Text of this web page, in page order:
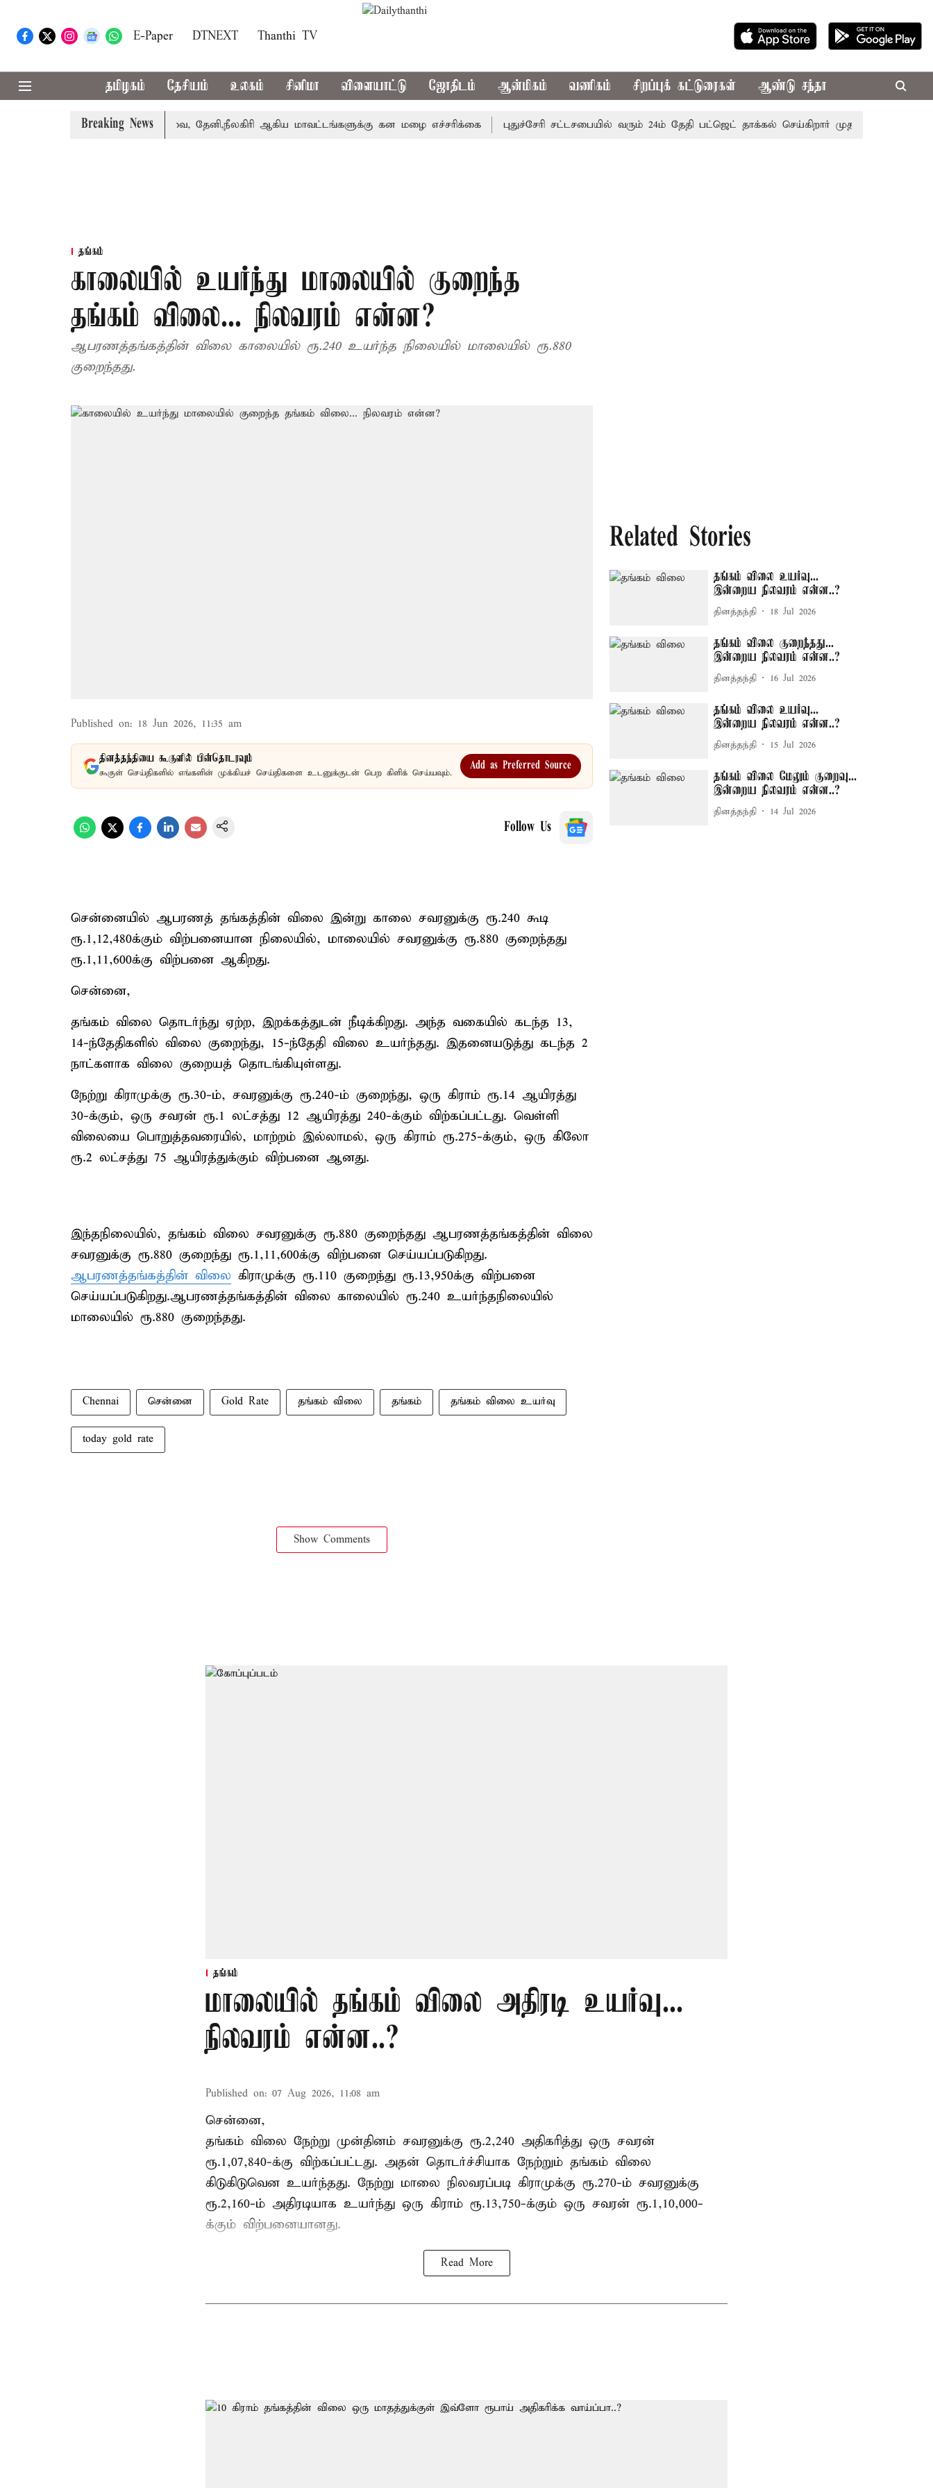
E-Paper DTNEXT Thanthi TV
தமிழகம் தேசியம் உலகம் சினிமா விளையாட்டு ஜோதிடம் ஆன்மிகம் வணிகம் சிறப்புக் கட்டுரைகள் ஆண்டு சந்தா
Breaking News
பெற்றார் சங்கீதா கோவை, தேனி,நீலகிரி ஆகிய மாவட்டங்களுக்கு கன மழை எச்சரிக்கை புதுச்சேரி சட்டசபையில் வரும் 24ம் தேதி பட்ஜெட் தாக்கல் செய்கிறார் முதல்-அமைச்சர் ரங்கசாமி
தங்கம்
காலையில் உயர்ந்து மாலையில் குறைந்த
தங்கம் விலை... நிலவரம் என்ன?
ஆபரணத்தங்கத்தின் விலை காலையில் ரூ.240 உயர்ந்த நிலையில் மாலையில் ரூ.880
குறைந்தது.
Published on: 18 Jun 2026, 11:35 am
தினத்தந்தியை கூகுளில் பின்தொடரவும்
கூகுள் செய்திகளில் எங்களின் முக்கியச் செய்திகளை உடனுக்குடன் பெற கிளிக் செய்யவும்.
Add as Preferred Source
Follow Us
சென்னையில் ஆபரணத் தங்கத்தின் விலை இன்று காலை சவரனுக்கு ரூ.240 கூடி
ரூ.1,12,480க்கும் விற்பனையான நிலையில், மாலையில் சவரனுக்கு ரூ.880 குறைந்தது
ரூ.1,11,600க்கு விற்பனை ஆகிறது.
சென்னை,
தங்கம் விலை தொடர்ந்து ஏற்ற, இறக்கத்துடன் நீடிக்கிறது. அந்த வகையில் கடந்த 13,
14-ந்தேதிகளில் விலை குறைந்து, 15-ந்தேதி விலை உயர்ந்தது. இதனையடுத்து கடந்த 2
நாட்களாக விலை குறையத் தொடங்கியுள்ளது.
நேற்று கிராமுக்கு ரூ.30-ம், சவரனுக்கு ரூ.240-ம் குறைந்து, ஒரு கிராம் ரூ.14 ஆயிரத்து
30-க்கும், ஒரு சவரன் ரூ.1 லட்சத்து 12 ஆயிரத்து 240-க்கும் விற்கப்பட்டது. வெள்ளி
விலையை பொறுத்தவரையில், மாற்றம் இல்லாமல், ஒரு கிராம் ரூ.275-க்கும், ஒரு கிலோ
ரூ.2 லட்சத்து 75 ஆயிரத்துக்கும் விற்பனை ஆனது.
இந்தநிலையில், தங்கம் விலை சவரனுக்கு ரூ.880 குறைந்தது ஆபரணத்தங்கத்தின் விலை
சவரனுக்கு ரூ.880 குறைந்து ரூ.1,11,600க்கு விற்பனை செய்யப்படுகிறது.
ஆபரணத்தங்கத்தின் விலை கிராமுக்கு ரூ.110 குறைந்து ரூ.13,950க்கு விற்பனை
செய்யப்படுகிறது.ஆபரணத்தங்கத்தின் விலை காலையில் ரூ.240 உயர்ந்தநிலையில்
மாலையில் ரூ.880 குறைந்தது.
Chennai சென்னை Gold Rate தங்கம் விலை தங்கம் தங்கம் விலை உயர்வு
today gold rate
Show Comments
Related Stories
தங்கம் விலை உயர்வு...
இன்றைய நிலவரம் என்ன..?
தினத்தந்தி 18 Jul 2026
தங்கம் விலை குறைந்தது...
இன்றைய நிலவரம் என்ன..?
தினத்தந்தி 16 Jul 2026
தங்கம் விலை உயர்வு...
இன்றைய நிலவரம் என்ன..?
தினத்தந்தி 15 Jul 2026
தங்கம் விலை மேலும் குறைவு...
இன்றைய நிலவரம் என்ன..?
தினத்தந்தி 14 Jul 2026
தங்கம்
மாலையில் தங்கம் விலை அதிரடி உயர்வு...
நிலவரம் என்ன..?
Published on: 07 Aug 2026, 11:08 am
சென்னை,
தங்கம் விலை நேற்று முன்தினம் சவரனுக்கு ரூ.2,240 அதிகரித்து ஒரு சவரன்
ரூ.1,07,840-க்கு விற்கப்பட்டது. அதன் தொடர்ச்சியாக நேற்றும் தங்கம் விலை
கிடுகிடுவென உயர்ந்தது. நேற்று மாலை நிலவரப்படி கிராமுக்கு ரூ.270-ம் சவரனுக்கு
ரூ.2,160-ம் அதிரடியாக உயர்ந்து ஒரு கிராம் ரூ.13,750-க்கும் ஒரு சவரன் ரூ.1,10,000-
க்கும் விற்பனையானது.
Read More